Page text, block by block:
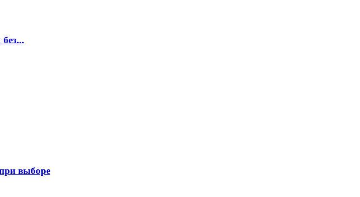
выборе